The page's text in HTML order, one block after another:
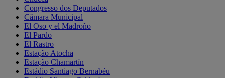
Congresso dos Deputados
Câmara Municipal
El Oso y el Madroño
El Pardo
El Rastro
Estação Atocha
Estação Chamartín
Estádio Santiago Bernabéu